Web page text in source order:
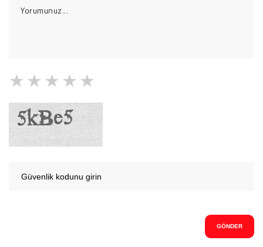
4 Yıldız
3 Yıldız
2 Yıldız
1 Yıldız